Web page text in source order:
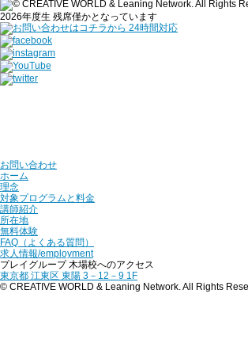
2026年度生 残席僅かとなっています
お問い合わせ
ホーム
理念
対象プログラムと料金
講師紹介
所在地
無料体験
FAQ（よくある質問）
求人情報/employment
プレイグループ 木場校へのアクセス
東京都 江東区 東陽 3－12－9 1F
© CREATIVE WORLD & Leaning Network. All Rights